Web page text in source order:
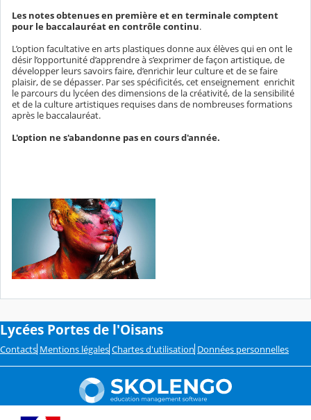
Les notes obtenues en première et en terminale comptent
pour le baccalauréat en contrôle continu.
L’option facultative en arts plastiques donne aux élèves qui en ont le
désir l’opportunité d’apprendre à s’exprimer de façon artistique, de
développer leurs savoirs faire, d’enrichir leur culture et de se faire
plaisir, de se dépasser. Par ses spécificités, cet enseignement enrichit
le parcours du lycéen des dimensions de la créativité, de la sensibilité
et de la culture artistiques requises dans de nombreuses formations
après le baccalauréat.
L'option ne s'abandonne pas en cours d'année.
Lycées Portes de l'Oisans
Contacts Mentions légales Chartes d'utilisation Données personnelles